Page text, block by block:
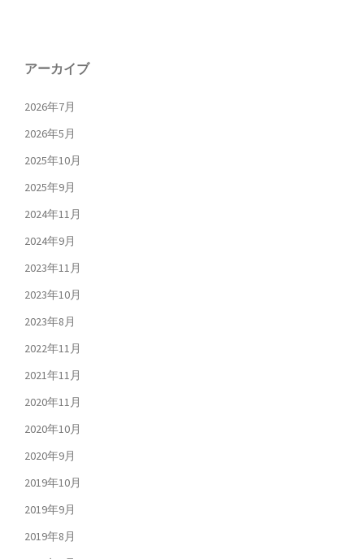
アーカイブ
2026年7月
2026年5月
2025年10月
2025年9月
2024年11月
2024年9月
2023年11月
2023年10月
2023年8月
2022年11月
2021年11月
2020年11月
2020年10月
2020年9月
2019年10月
2019年9月
2019年8月